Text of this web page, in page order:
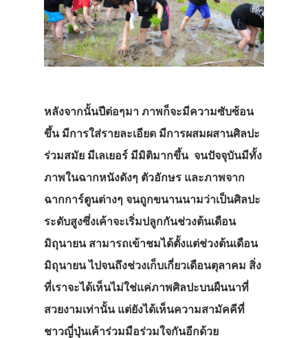
หลังจากนั้นปีต่อๆมา ภาพก็จะมีความซับซ้อน
ขึ้น มีการใส่รายละเอียด มีการผสมผสานศิลปะ
ร่วมสมัย มีเลเยอร์ มีมิติมากขึ้น จนปัจจุบันมีทั้ง
ภาพในฉากหนังดังๆ ตัวอักษร และภาพจาก
ฉากการ์ตูนต่างๆ จนถูกขนานนามว่าเป็นศิลปะ
ระดับสูงซึ่งเค้าจะเริ่มปลูกกันช่วงต้นเดือน
มิถุนายน สามารถเข้าชมได้ตั้งแต่ช่วงต้นเดือน
มิถุนายน ไปจนถึงช่วงเก็บเกี่ยวเดือนตุลาคม สิ่ง
ที่เราจะได้เห็นไม่ใช่แค่ภาพศิลปะบนผืนนาที่
สวยงามเท่านั้น แต่ยังได้เห็นความสามัคคีที่
ชาวญี่ปุ่นเค้าร่วมมือร่วมใจกันอีกด้วย